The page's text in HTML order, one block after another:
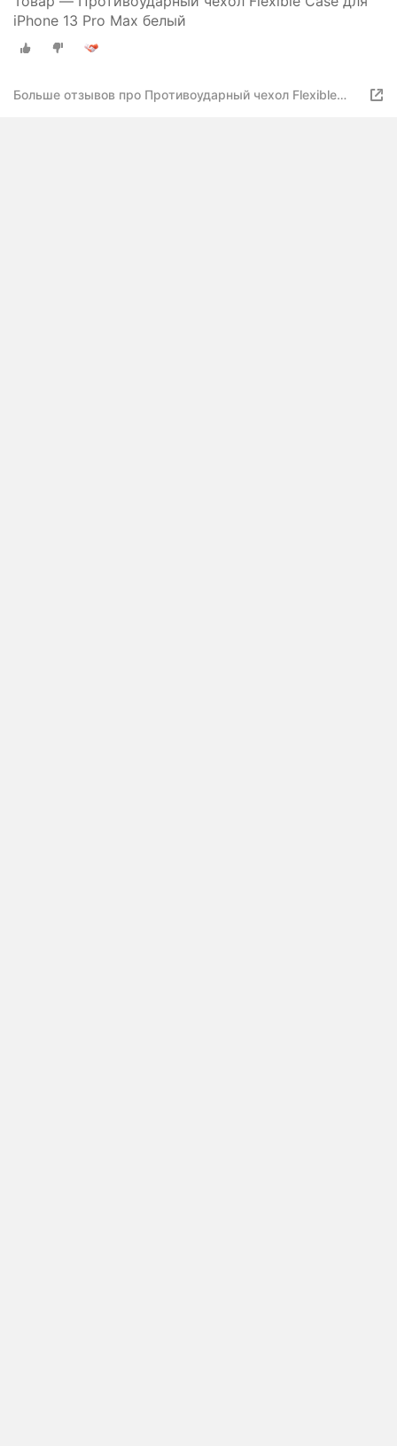
iPhone 13 Pro Max белый
Больше отзывов про Противоударный чехол Flexible